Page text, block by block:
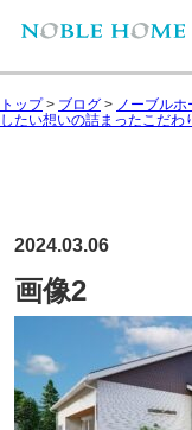
トップ> ブログ > ノーブル
したい想いの詰まったこだわ
2024.03.06
画像2